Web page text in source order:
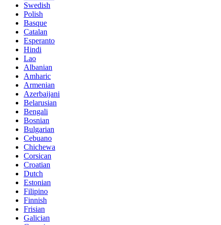
Swedish
Polish
Basque
Catalan
Esperanto
Hindi
Lao
Albanian
Amharic
Armenian
Azerbaijani
Belarusian
Bengali
Bosnian
Bulgarian
Cebuano
Chichewa
Corsican
Croatian
Dutch
Estonian
Filipino
Finnish
Frisian
Galician